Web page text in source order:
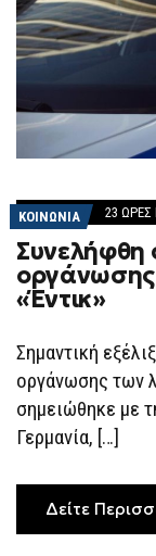
ΚΟΙΝΩΝΙΑ 23 ΏΡΕΣ
Συνελήφθη
«Έντικ»
Σημαντική
οργάνωσης των
σημειώθηκε με
Γερμανία, […]
Δείτε